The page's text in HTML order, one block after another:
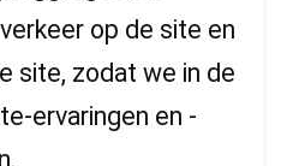
op de site en
site, zodat we in de
ervaringen en -